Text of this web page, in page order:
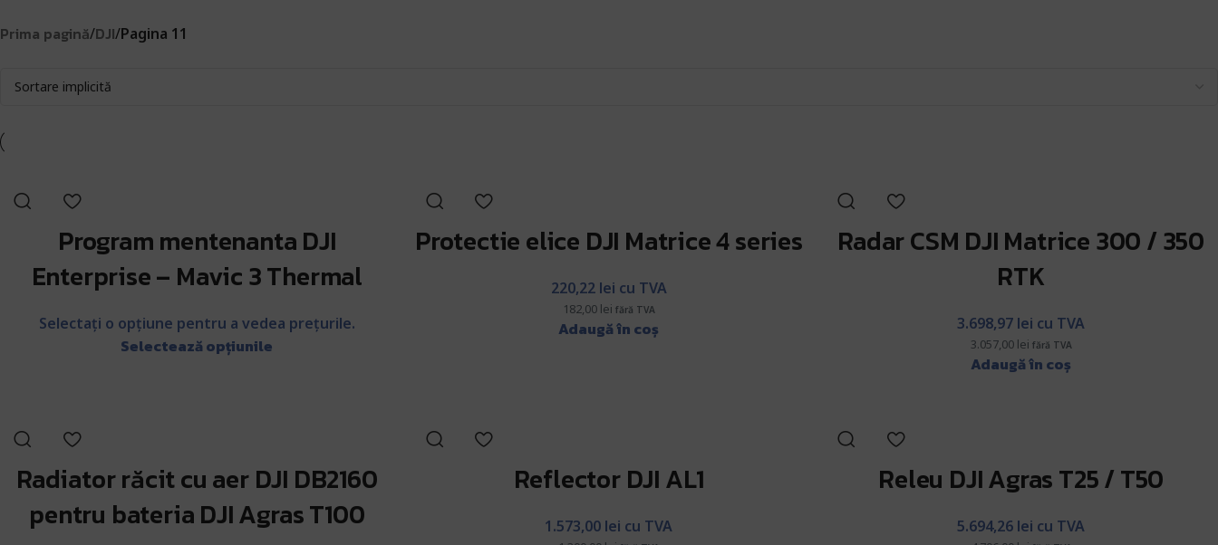
Prima pagină/DJI/Pagina 11
Program mentenanta DJI
Enterprise – Mavic 3 Thermal
Selectați o opțiune pentru a vedea prețurile.
Selectează opțiunile
Protectie elice DJI Matrice 4 series
182,00 lei fără TVA
220,22 lei cu TVA
Adaugă în coș
Radar CSM DJI Matrice 300 / 350
RTK
3.057,00 lei fără TVA
3.698,97 lei cu TVA
Adaugă în coș
Radiator răcit cu aer DJI DB2160
pentru bateria DJI Agras T100
Reflector DJI AL1
1.573,00 lei cu TVA
Releu DJI Agras T25 / T50
5.694,26 lei cu TVA